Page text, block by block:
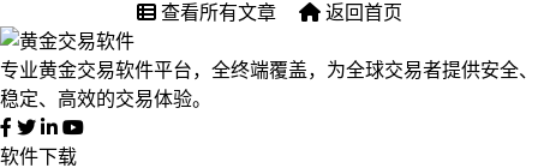
查看所有文章 返回首页
专业黄金交易软件平台，全终端覆盖，为全球交易者提供安全、
稳定、高效的交易体验。
软件下载